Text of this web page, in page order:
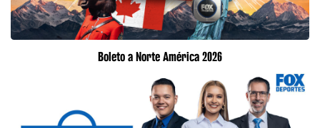
Boleto a Norte América 2026